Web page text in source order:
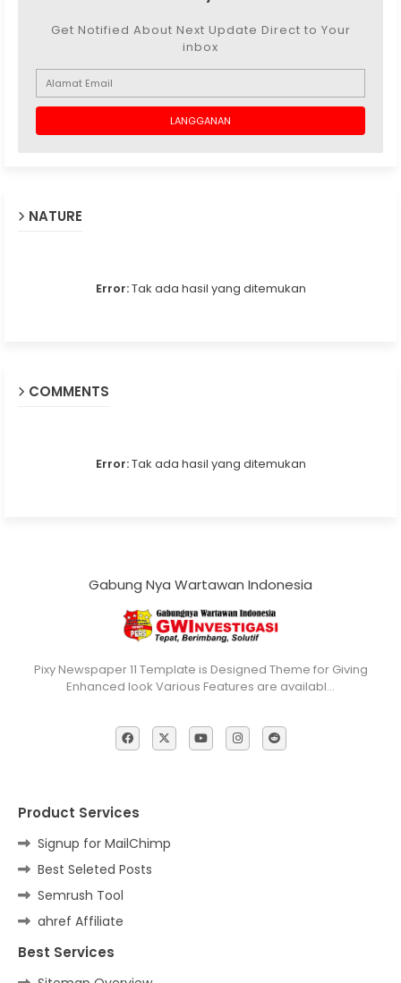
Get Notified About Next Update Direct to Your
inbox
NATURE
Error:Tak ada hasil yang ditemukan
COMMENTS
Error:Tak ada hasil yang ditemukan
Gabung Nya Wartawan Indonesia
Pixy Newspaper 11 Template is Designed Theme for Giving
Enhanced look Various Features are availabl…
Product Services
Signup for MailChimp
Best Seleted Posts
Semrush Tool
ahref Affiliate
Best Services